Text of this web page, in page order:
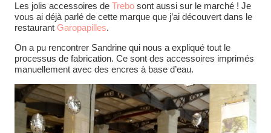
Les jolis accessoires de Trebo sont aussi sur le marché ! Je
vous ai déjà parlé de cette marque que j’ai découvert dans le
restaurant Garopapilles.
On a pu rencontrer Sandrine qui nous a expliqué tout le
processus de fabrication. Ce sont des accessoires imprimés
manuellement avec des encres à base d’eau.